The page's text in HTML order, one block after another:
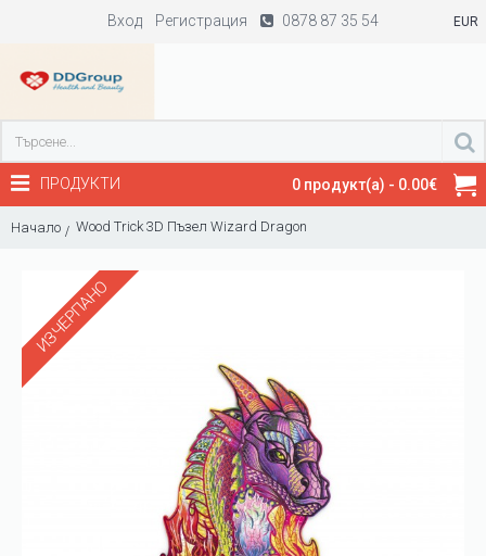
Вход Регистрация 0878 87 35 54 EUR
0 продукт(а) - 0.00€
ПРОДУКТИ
Начало Wood Trick 3D Пъзел Wizard Dragon
ИЗЧЕРПАНО